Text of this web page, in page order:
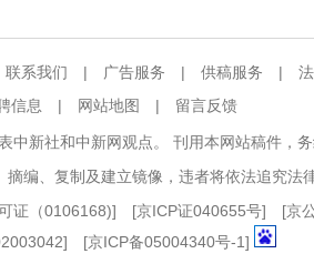
联系我们 | 广告服务 | 供稿服务 |
信息
| 网站地图 | 留言反馈
中新社和中新网观点。 刊用本网站稿件，
摘编、复制及建立镜像，违者将依法追究法
证（0106168)] [京ICP证040655号] [京
[京ICP备05004340号-1]